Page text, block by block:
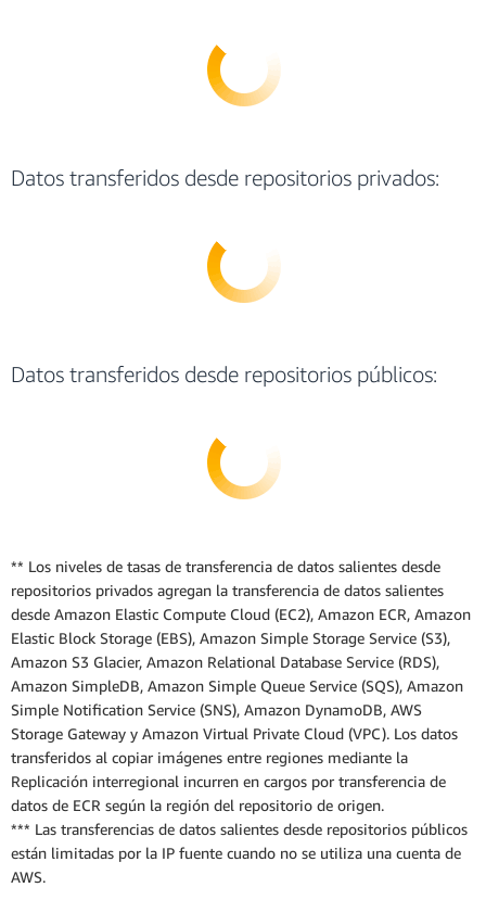
Datos transferidos desde repositorios privados:
Datos transferidos desde repositorios públicos:
** Los niveles de tasas de transferencia de datos salientes desde
repositorios privados agregan la transferencia de datos salientes
desde Amazon Elastic Compute Cloud (EC2), Amazon ECR, Amazon
Elastic Block Storage (EBS), Amazon Simple Storage Service (S3),
Amazon S3 Glacier, Amazon Relational Database Service (RDS),
Amazon SimpleDB, Amazon Simple Queue Service (SQS), Amazon
Simple Notification Service (SNS), Amazon DynamoDB, AWS
Storage Gateway y Amazon Virtual Private Cloud (VPC). Los datos
transferidos al copiar imágenes entre regiones mediante la
Replicación interregional incurren en cargos por transferencia de
datos de ECR según la región del repositorio de origen.
*** Las transferencias de datos salientes desde repositorios públicos
están limitadas por la IP fuente cuando no se utiliza una cuenta de
AWS.